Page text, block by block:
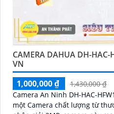
CAMERA DAHUA DH-HAC-
VN
1,000,000 ₫
1,430,000 ₫
Camera An Ninh DH-HAC-
một Camera chất lượng từ thương